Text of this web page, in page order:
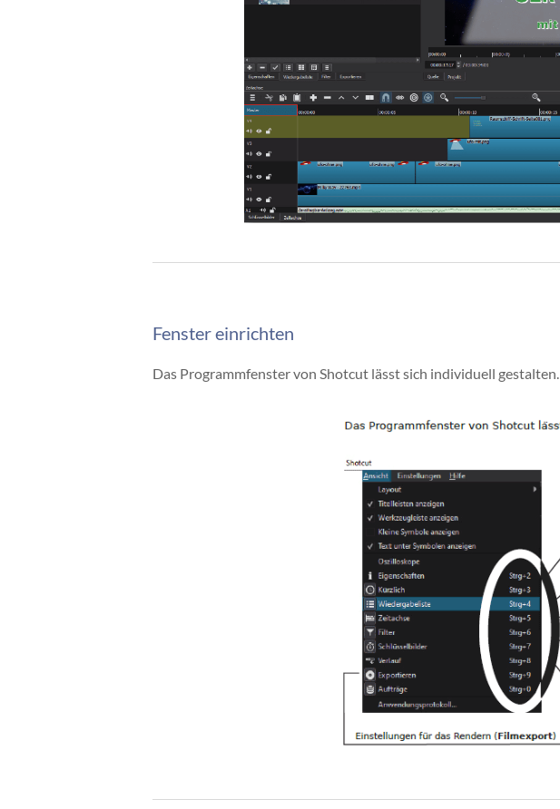
Fenster einrichten
Das Programmfenster von Shotcut lässt sich individuell gestalten.